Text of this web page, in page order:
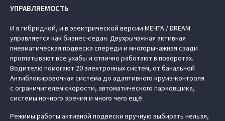
УПРАВЛЯЕМОСТЬ
И в гибридной, и в электрической версии МЕЧТА / DREAM
управляется как бизнес-седан. Двухрычажная активная
пневматическая подвеска спереди и многорычажная сзади
проглатывают все ухабы и отлично работают в поворотах.
Водителю помогают 20 электронных систем, от банальной
Антиблокировочная система до адаптивного круиз-контроля
с ограничителем скорости, автоматического парковщика,
системы ночного зрения и много чего ещё.
Режимы работы активной подвески вручную выбирать нельзя,